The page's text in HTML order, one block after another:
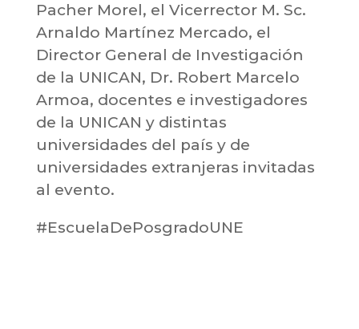
Pacher Morel, el Vicerrector M. Sc.
Arnaldo Martínez Mercado, el
Director General de Investigación
de la UNICAN, Dr. Robert Marcelo
Armoa, docentes e investigadores
de la UNICAN y distintas
universidades del país y de
universidades extranjeras invitadas
al evento.
#EscuelaDePosgradoUNE